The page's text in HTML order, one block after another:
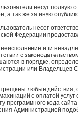
несут полную
а так же за иную
несет
Федерации
или
с
в порядке,
или Владельцев
любые действия,
с оплатой
программного кода
Администрацией